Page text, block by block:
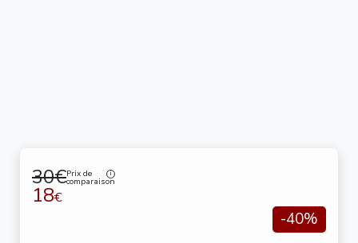
30€Prix de
comparaison
18€
-40%